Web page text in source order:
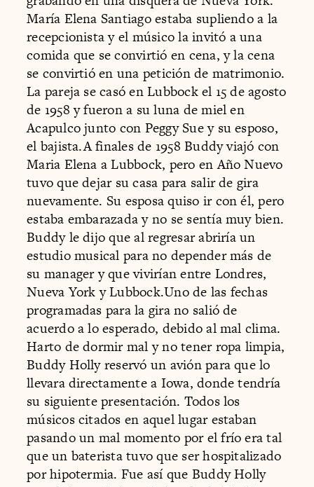
María Elena Santiago estaba supliendo a la
recepcionista y el músico la invitó a una
comida que se convirtió en cena, y la cena
se convirtió en una petición de matrimonio.
La pareja se casó en Lubbock el 15 de agosto
de 1958 y fueron a su luna de miel en
Acapulco junto con Peggy Sue y su esposo,
el bajista.A finales de 1958 Buddy viajó con
Maria Elena a Lubbock, pero en Año Nuevo
tuvo que dejar su casa para salir de gira
nuevamente. Su esposa quiso ir con él, pero
estaba embarazada y no se sentía muy bien.
Buddy le dijo que al regresar abriría un
estudio musical para no depender más de
su manager y que vivirían entre Londres,
Nueva York y Lubbock.Uno de las fechas
programadas para la gira no salió de
acuerdo a lo esperado, debido al mal clima.
Harto de dormir mal y no tener ropa limpia,
Buddy Holly reservó un avión para que lo
llevara directamente a Iowa, donde tendría
su siguiente presentación. Todos los
músicos citados en aquel lugar estaban
pasando un mal momento por el frío era tal
que un baterista tuvo que ser hospitalizado
por hipotermia. Fue así que Buddy Holly